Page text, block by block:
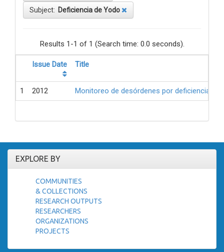
Subject: Deficiencia de Yodo
Results 1-1 of 1 (Search time: 0.0 seconds).
Issue Date Title
1 2012 Monitoreo de desórdenes por deficiencia
EXPLORE BY
COMMUNITIES
& COLLECTIONS
RESEARCH OUTPUTS
RESEARCHERS
ORGANIZATIONS
PROJECTS